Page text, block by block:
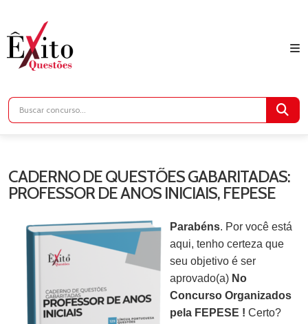
CADERNO DE QUESTÕES GABARITADAS:
PROFESSOR DE ANOS INICIAIS, FEPESE
Parabéns. Por você está
aqui, tenho certeza que
seu objetivo é ser
aprovado(a) No
Concurso Organizados
pela FEPESE ! Certo?